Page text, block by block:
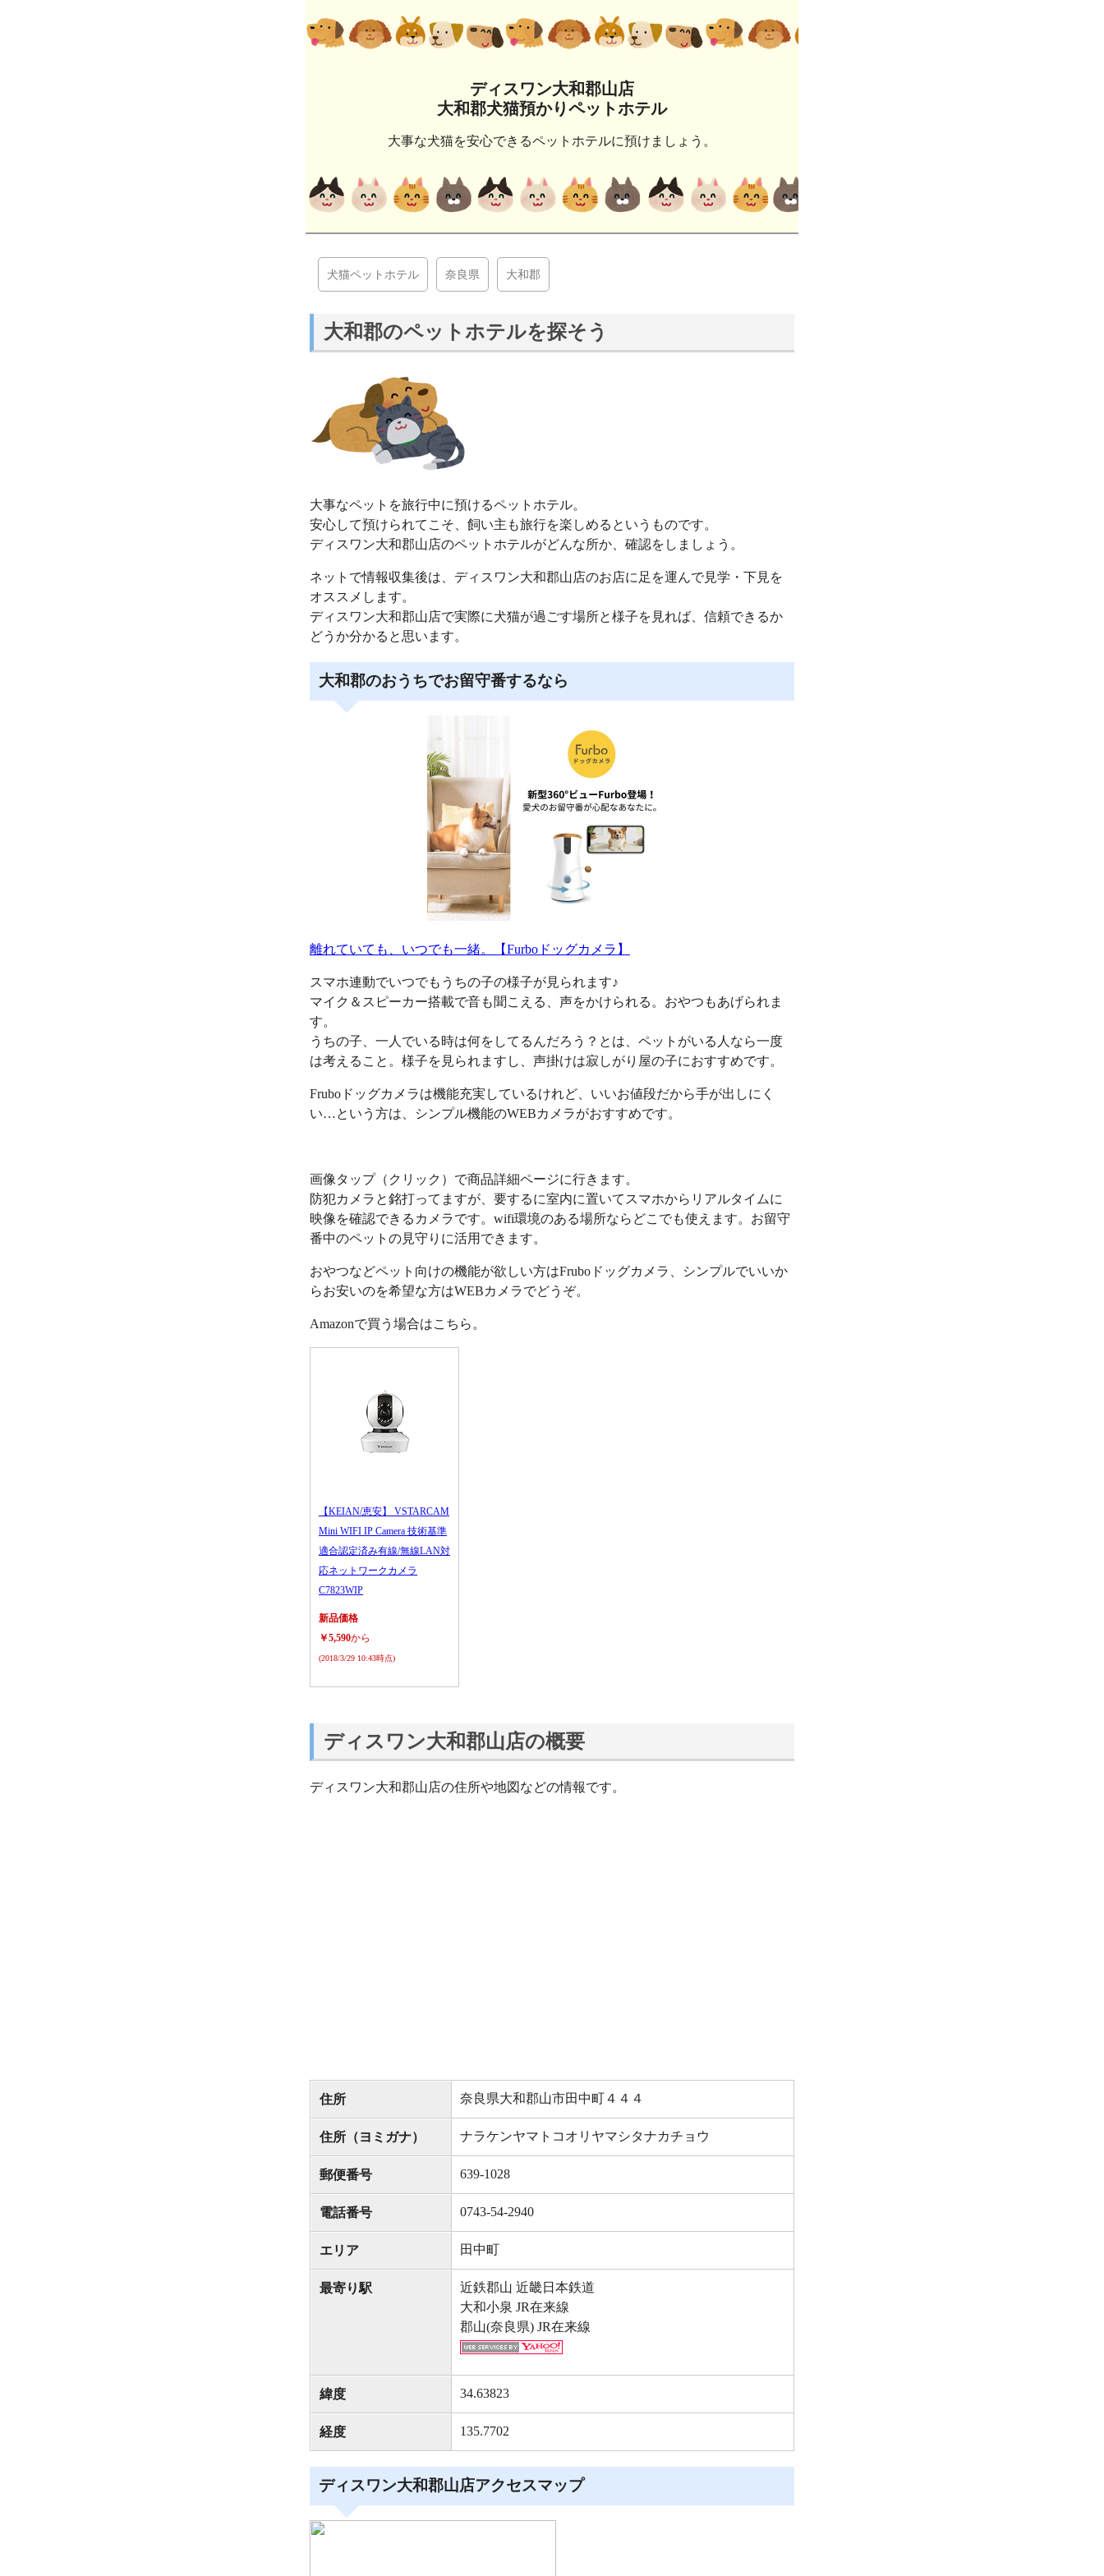
ディスワン大和郡山店
大和郡犬猫預かりペットホテル
大事な犬猫を安心できるペットホテルに預けましょう。
犬猫ペットホテル 奈良県 大和郡
大和郡のペットホテルを探そう
大事なペットを旅行中に預けるペットホテル。
安心して預けられてこそ、飼い主も旅行を楽しめるというものです。
ディスワン大和郡山店のペットホテルがどんな所か、確認をしましょう。
ネットで情報収集後は、ディスワン大和郡山店のお店に足を運んで見学・下見を
オススメします。
ディスワン大和郡山店で実際に犬猫が過ごす場所と様子を見れば、信頼できるか
どうか分かると思います。
大和郡のおうちでお留守番するなら
離れていても、いつでも一緒。【Furboドッグカメラ】
スマホ連動でいつでもうちの子の様子が見られます♪
マイク＆スピーカー搭載で音も聞こえる、声をかけられる。おやつもあげられま
す。
うちの子、一人でいる時は何をしてるんだろう？とは、ペットがいる人なら一度
は考えること。様子を見られますし、声掛けは寂しがり屋の子におすすめです。
Fruboドッグカメラは機能充実しているけれど、いいお値段だから手が出しにく
い…という方は、シンプル機能のWEBカメラがおすすめです。
画像タップ（クリック）で商品詳細ページに行きます。
防犯カメラと銘打ってますが、要するに室内に置いてスマホからリアルタイムに
映像を確認できるカメラです。wifi環境のある場所ならどこでも使えます。お留守
番中のペットの見守りに活用できます。
おやつなどペット向けの機能が欲しい方はFruboドッグカメラ、シンプルでいいか
らお安いのを希望な方はWEBカメラでどうぞ。
Amazonで買う場合はこちら。
【KEIAN/恵安】 VSTARCAM
Mini WIFI IP Camera 技術基準
適合認定済み有線/無線LAN対
応ネットワークカメラ
C7823WIP
新品価格
￥5,590から
(2018/3/29 10:43時点)
ディスワン大和郡山店の概要
ディスワン大和郡山店の住所や地図などの情報です。
住所 奈良県大和郡山市田中町４４４
住所（ヨミガナ） ナラケンヤマトコオリヤマシタナカチョウ
郵便番号 639-1028
電話番号 0743-54-2940
エリア 田中町
最寄り駅
近鉄郡山 近畿日本鉄道
大和小泉 JR在来線
郡山(奈良県) JR在来線
緯度 34.63823
経度 135.7702
ディスワン大和郡山店アクセスマップ